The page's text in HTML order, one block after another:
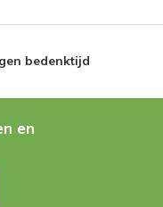
bedenktijd
en